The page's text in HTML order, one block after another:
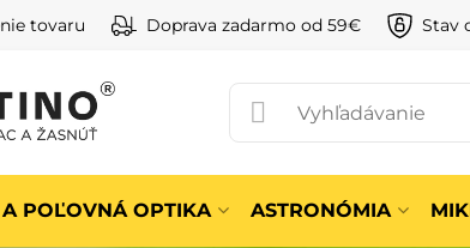
tovaru Doprava zadarmo od 59€ Stav
POĽOVNÁ OPTIKA ASTRONÓMIA